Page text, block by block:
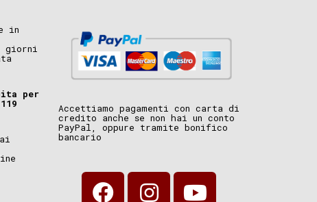
in
giorni
per
Accettiamo pagamenti con carta di
credito anche se non hai un conto
PayPal, oppure tramite bonifico
bancario